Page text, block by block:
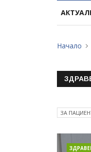
Начало
ЗА